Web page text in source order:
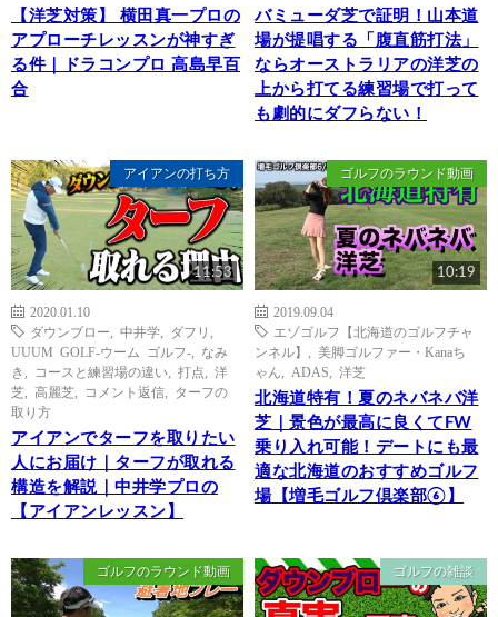
【洋芝対策】 横田真一プロの
アプローチレッスンが神すぎ
る件｜ドラコンプロ 高島早百
合
バミューダ芝で証明！山本道
場が提唱する「腹直筋打法」
ならオーストラリアの洋芝の
上から打てる練習場で打って
も劇的にダフらない！
アイアンの打ち方
11:53
2020.01.10
ダウンブロー
中井学 ダフリ
UUUM GOLF-ウーム ゴルフ-
なみ
き
コースと練習場の違い 打点
洋
芝
高麗芝 コメント返信
ターフの
取り方
アイアンでターフを取りたい
人にお届け｜ターフが取れる
構造を解説｜中井学プロの
【アイアンレッスン】
ゴルフのラウンド動画
10:19
2019.09.04
エゾゴルフ【北海道のゴルフチャ
ンネル】
美脚ゴルファー・Kanaち
ゃん
ADAS 洋芝
北海道特有！夏のネバネバ洋
芝｜景色が最高に良くてFW
乗り入れ可能！デートにも最
適な北海道のおすすめゴルフ
場【増毛ゴルフ倶楽部⑥】
ゴルフのラウンド動画 ゴルフの雑談